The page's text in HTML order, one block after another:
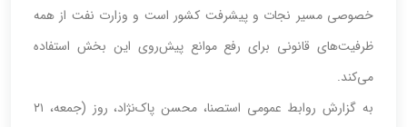
خصوصی مسیر نجات و پیشرفت کشور است و وزارت نفت از همه
ظرفیت‌های قانونی برای رفع موانع پیش‌روی این بخش استفاده
می‌کند.
به گزارش روابط عمومی استصنا، محسن پاک‌نژاد، روز (جمعه، ۲۱